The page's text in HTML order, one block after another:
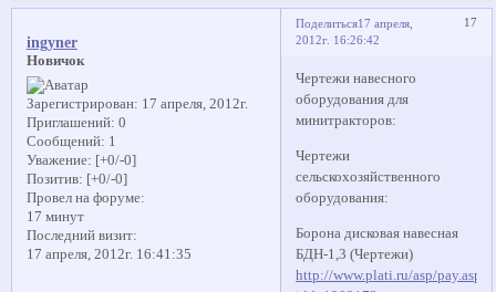
Поделиться 17
17 апреля,
2012г. 16:26:42
ingyner
Новичок
Зарегистрирован: 17 апреля, 2012г.
Приглашений: 0
Сообщений: 1
Уважение: [+0/-0]
Позитив: [+0/-0]
Провел на форуме:
17 минут
Последний визит:
17 апреля, 2012г. 16:41:35
Чертежи навесного
оборудования для
минитракторов:
Чертежи
сельскохозяйственного
оборудования:
Борона дисковая навесная
БДН-1,3 (Чертежи)
http://www.plati.ru/asp/pay.asp?